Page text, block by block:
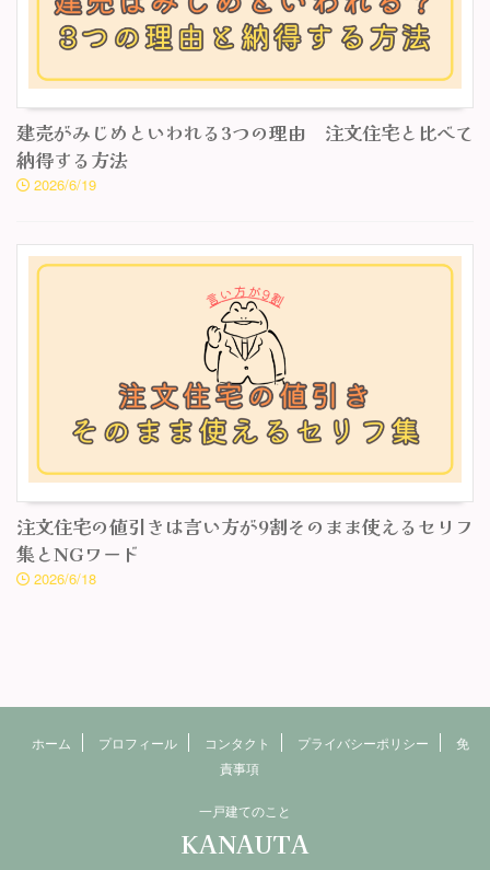
建売がみじめといわれる3つの理由 注文住宅と比べて
納得する方法
2026/6/19
注文住宅の値引きは言い方が9割そのまま使えるセリフ
集とNGワード
2026/6/18
ホーム プロフィール コンタクト プライバシーポリシー
免
責事項
一戸建てのこと
KANAUTA